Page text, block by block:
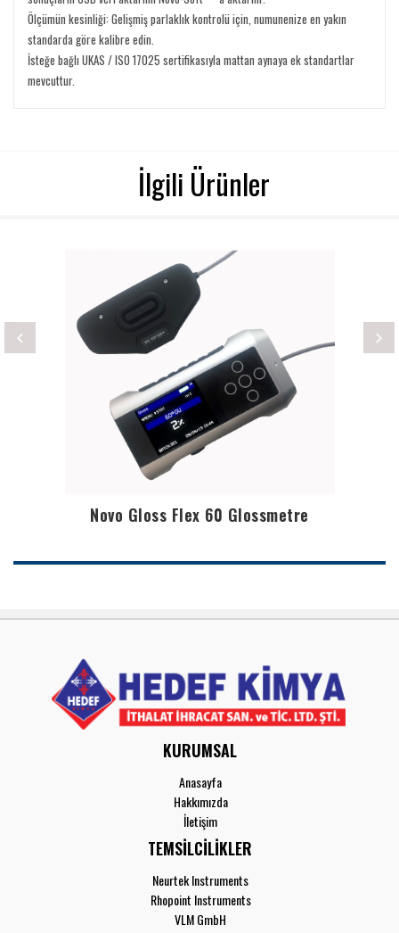
Ölçümün kesinliği: Gelişmiş parlaklık kontrolü için, numunenize en yakın
standarda göre kalibre edin.
İsteğe bağlı UKAS / ISO 17025 sertifikasıyla mattan aynaya ek standartlar
mevcuttur.
İlgili Ürünler
Novo Gloss Flex 60 Glossmetre
KURUMSAL
Anasayfa
Hakkımızda
İletişim
TEMSİLCİLİKLER
Neurtek Instruments
Rhopoint Instruments
VLM GmbH